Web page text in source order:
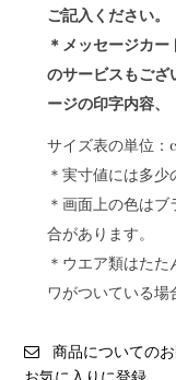
ご記入ください。
＊メッセージカ
のサービスもござ
ージの印字内容、
サイズ表の単位：
＊実寸値には多
＊画面上の色は
合があります。
＊ウエア類はた
ワがついている場
商品についての
お気に入りに登録